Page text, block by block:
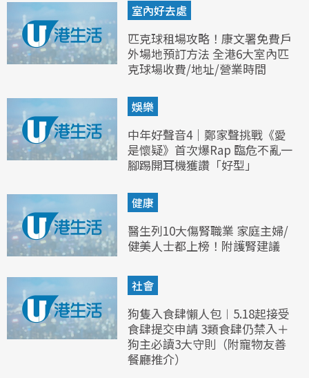
室內好去處
匹克球租場攻略！康文署免費戶
外場地預訂方法 全港6大室內匹
克球場收費/地址/營業時間
娛樂
中年好聲音4｜鄭家聲挑戰《愛
是懷疑》首次爆Rap 臨危不亂一
腳踢開耳機獲讚「好型」
健康
醫生列10大傷腎職業 家庭主婦/
健美人士都上榜！附護腎建議
社會
狗隻入食肆懶人包︱5.18起接受
食肆提交申請 3類食肆仍禁入＋
狗主必讀3大守則（附寵物友善
餐廳推介）